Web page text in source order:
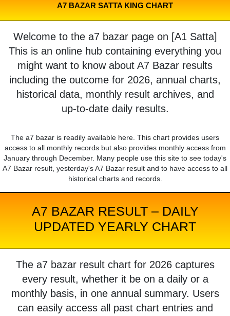
A7 BAZAR SATTA KING CHART
Welcome to the a7 bazar page on [A1 Satta]
This is an online hub containing everything you
might want to know about A7 Bazar results
including the outcome for 2026, annual charts,
historical data, monthly result archives, and
up-to-date daily results.
The a7 bazar is readily available here. This chart provides users
access to all monthly records but also provides monthly access from
January through December. Many people use this site to see today's
A7 Bazar result, yesterday's A7 Bazar result and to have access to all
historical charts and records.
A7 BAZAR RESULT – DAILY
UPDATED YEARLY CHART
The a7 bazar result chart for 2026 captures
every result, whether it be on a daily or a
monthly basis, in one annual summary. Users
can easily access all past chart entries and